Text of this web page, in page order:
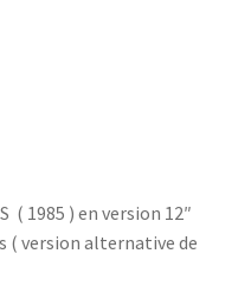
( 1985 ) en version 12″
( version alternative de